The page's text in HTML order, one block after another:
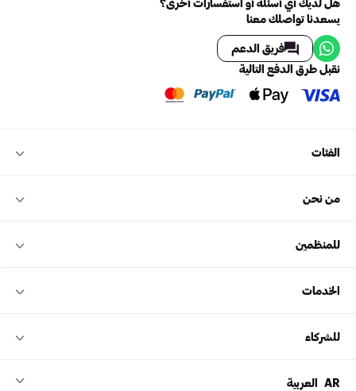
يسعدنا تواصلك معنا
فريق الدعم
نقبل طرق الدفع التالية
الفئات
من نحن
للمنظمين
الخدمات
للشركاء
AR العربية